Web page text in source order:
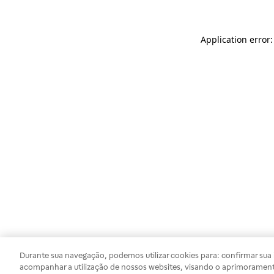
Application
Durante sua navegação, podemos utilizar cookies para: confirmar
acompanhar a utilização de nossos websites, visando o